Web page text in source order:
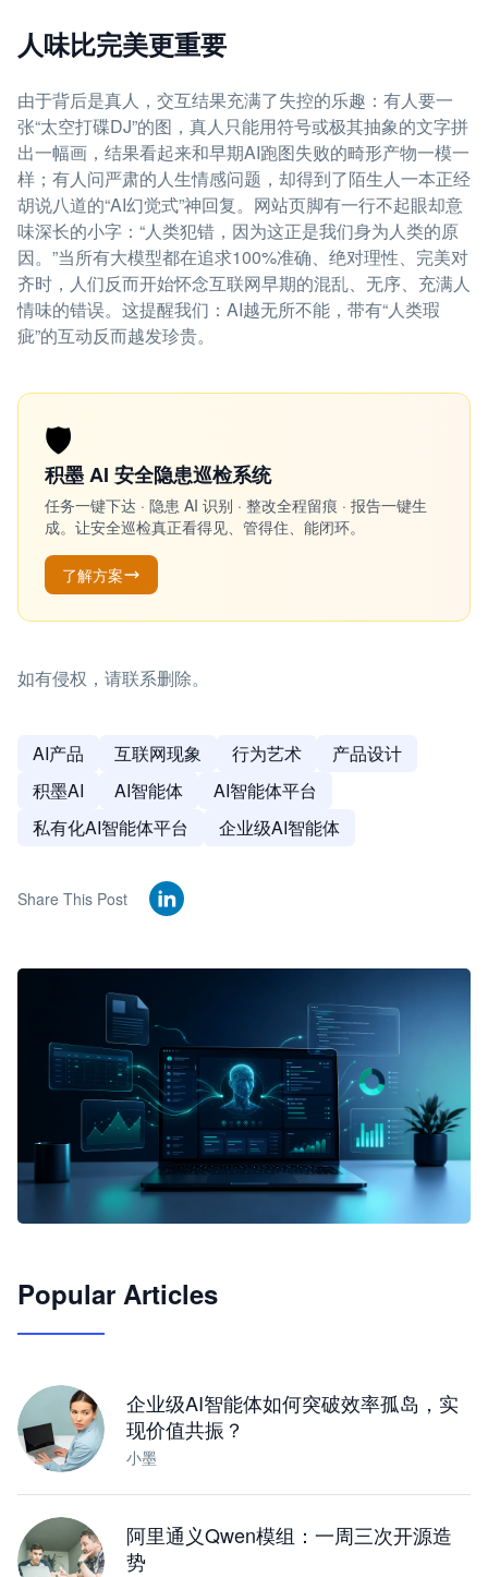
人味比完美更重要
由于背后是真人，交互结果充满了失控的乐趣：有人要一
张“太空打碟DJ”的图，真人只能用符号或极其抽象的文字拼
出一幅画，结果看起来和早期AI跑图失败的畸形产物一模一
样；有人问严肃的人生情感问题，却得到了陌生人一本正经
胡说八道的“AI幻觉式”神回复。网站页脚有一行不起眼却意
味深长的小字：“人类犯错，因为这正是我们身为人类的原
因。”当所有大模型都在追求100%准确、绝对理性、完美对
齐时，人们反而开始怀念互联网早期的混乱、无序、充满人
情味的错误。这提醒我们：AI越无所不能，带有“人类瑕
疵”的互动反而越发珍贵。
🛡️
积墨 AI 安全隐患巡检系统
任务一键下达 · 隐患 AI 识别 · 整改全程留痕 · 报告一键生
成。让安全巡检真正看得见、管得住、能闭环。
了解方案
如有侵权，请联系删除。
AI产品 互联网现象 行为艺术
产品设计
积墨AI
AI智能体
AI智能体平台
私有化AI智能体平台
企业级AI智能体
Share This Post
JimoClaw 桌面 AI Agent 工作台
Popular Articles
企业级AI智能体如何突破效率孤岛，实
现价值共振？
小墨
阿里通义Qwen模组：一周三次开源造
势